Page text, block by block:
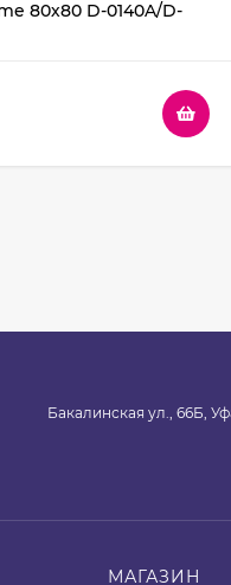
80х80 D-0140A/D-
Бакалинская ул., 66Б,
МАГАЗИН